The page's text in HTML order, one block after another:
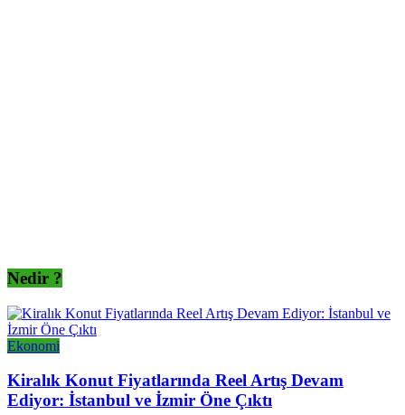
Nedir ?
Ekonomi
Kiralık Konut Fiyatlarında Reel Artış Devam
Ediyor: İstanbul ve İzmir Öne Çıktı